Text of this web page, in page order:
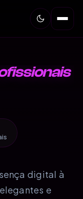
digital à
e